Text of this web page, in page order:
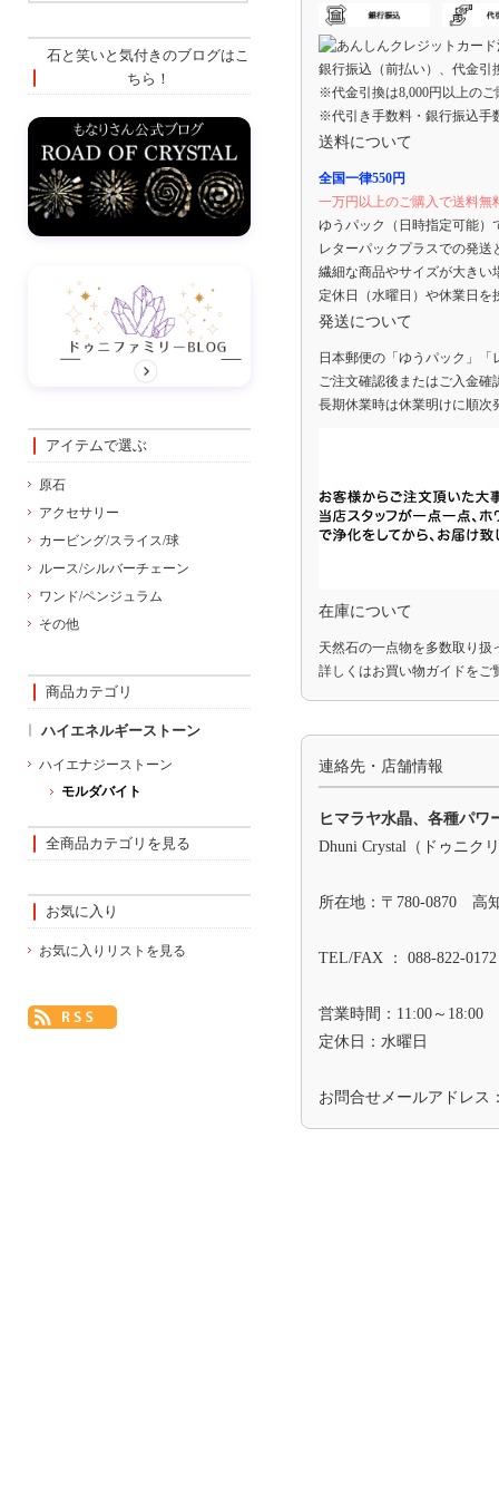
銀行振込（前払い）、代金引
※代金引換は8,000円以上の
※代引き手数料・銀行振込手
送料について
全国一律550円
一万円以上のご購入で送料無
ゆうパック（日時指定可能）
レターパックプラスでの発
繊細な商品やサイズが大きい
定休日（水曜日）や休業日
発送について
日本郵便の「ゆうパック」
ご注文確認後またはご入金確
長期休業時は休業明けに順次
在庫について
天然石の一点物を多数取り扱
詳しくはお買い物ガイドをご
連絡先・店舗情報
ヒマラヤ水晶、各種パ
Dhuni Crystal（ドゥニク
所在地：〒780-0870 高
TEL/FAX ： 088-822-0172
営業時間：11:00～18:00
定休日：水曜日
お問合せメールアドレス
石と笑いと気付きのブログはこ
ちら！
アイテムで選ぶ
原石
アクセサリー
カービング/スライス/球
ルース/シルバーチェーン
ワンド/ペンジュラム
その他
商品カテゴリ
ハイエネルギーストーン
ハイエナジーストーン
モルダバイト
全商品カテゴリを見る
お気に入り
お気に入りリストを見る